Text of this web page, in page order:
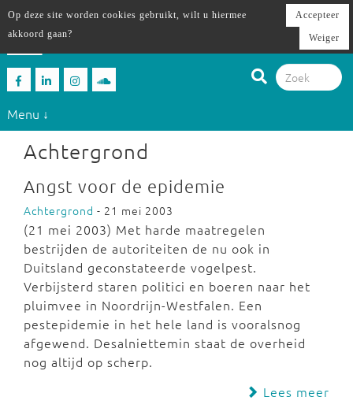
Menu ↓
Achtergrond
Angst voor de epidemie
Achtergrond - 21 mei 2003
(21 mei 2003) Met harde maatregelen
bestrijden de autoriteiten de nu ook in
Duitsland geconstateerde vogelpest.
Verbijsterd staren politici en boeren naar het
pluimvee in Noordrijn-Westfalen. Een
pestepidemie in het hele land is vooralsnog
afgewend. Desalniettemin staat de overheid
nog altijd op scherp.
Lees meer
Op deze site worden cookies gebruikt, wilt u hiermee
akkoord gaan?
Accepteer
Weiger